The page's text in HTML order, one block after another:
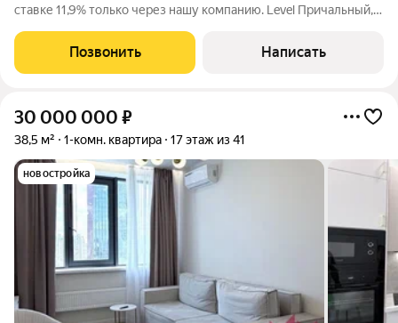
ставке 11,9% только через нашу компанию. Level Причальный,
пространства, которое редко встречается в городских
квартирах. Квартира в
Позвонить Написать
30 000 000 ₽
38,5 м² 1-комн. квартира 17 этаж из 41
новостройка